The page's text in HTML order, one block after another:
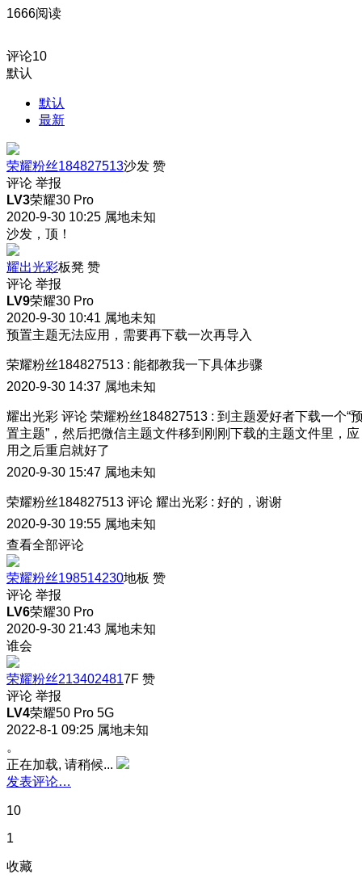
1666阅读
评论10
默认
默认
最新
荣耀粉丝184827513沙发 赞
评论 举报
LV3荣耀30 Pro
2020-9-30 10:25 属地未知
沙发，顶！
耀出光彩板凳 赞
评论 举报
LV9荣耀30 Pro
2020-9-30 10:41 属地未知
预置主题无法应用，需要再下载一次再导入
荣耀粉丝184827513 : 能都教我一下具体步骤
2020-9-30 14:37 属地未知
耀出光彩 评论 荣耀粉丝184827513 : 到主题爱好者下载一个“
置主题”，然后把微信主题文件移到刚刚下载的主题文件里，应
用之后重启就好了
2020-9-30 15:47 属地未知
荣耀粉丝184827513 评论 耀出光彩 : 好的，谢谢
2020-9-30 19:55 属地未知
查看全部评论
荣耀粉丝198514230地板 赞
评论 举报
LV6荣耀30 Pro
2020-9-30 21:43 属地未知
谁会
荣耀粉丝2134024817F 赞
评论 举报
LV4荣耀50 Pro 5G
2022-8-1 09:25 属地未知
。
正在加载, 请稍候...
发表评论…
10
1
收藏